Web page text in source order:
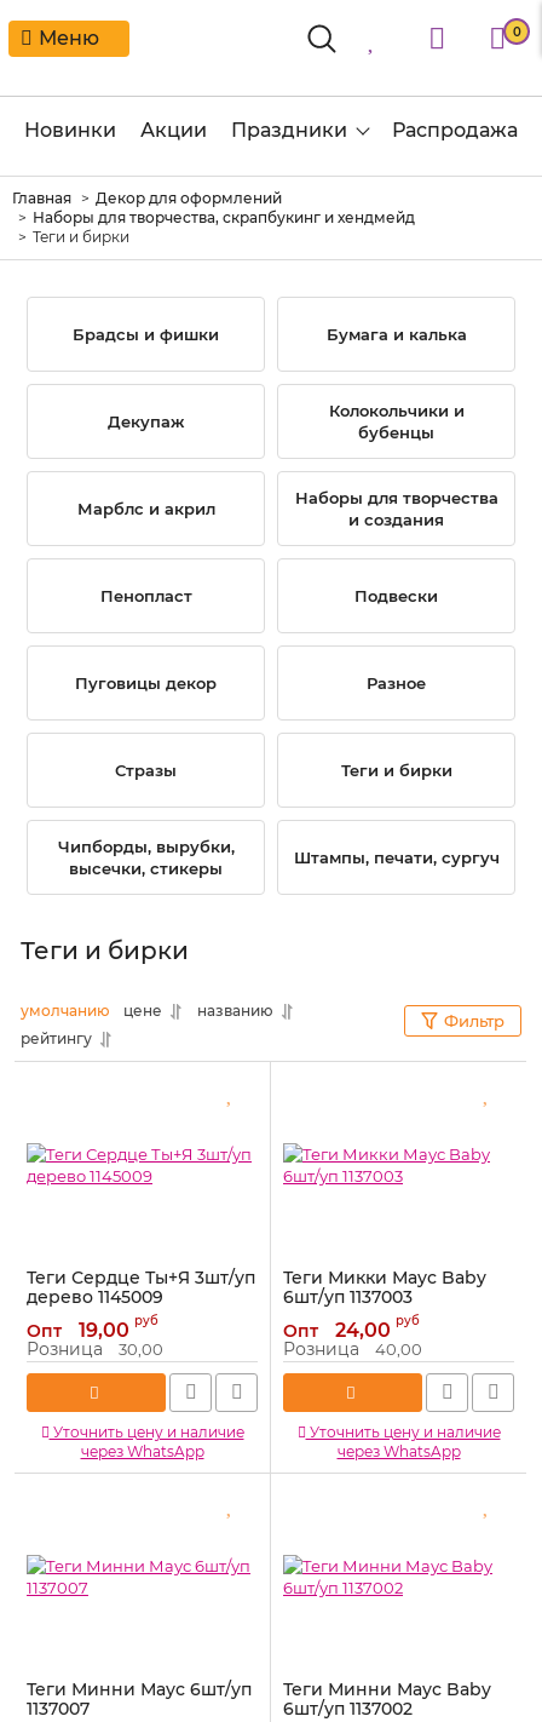
Меню 0
Новинки Акции Праздники Распродажа
Главная
Декор для оформлений
Наборы для творчества, скрапбукинг и хендмейд
Теги и бирки
Брадсы и фишки Бумага и калька
Декупаж
Колокольчики и
бубенцы
Марблс и акрил
Наборы для творчества
и создания
Пенопласт Подвески
Пуговицы декор Разное
Стразы Теги и бирки
Чипборды, вырубки,
высечки, стикеры
Штампы, печати, сургуч
Теги и бирки
умолчанию цене
названию
рейтингу
Фильтр
Теги Сердце Ты+Я 3шт/уп
дерево 1145009
Артикул: 1145009
Опт 19,00 руб
Розница 30,00
Уточнить цену и наличие
через WhatsApp
Теги Микки Маус Baby
6шт/уп 1137003
Артикул: 1137003
Опт 24,00 руб
Розница 40,00
Уточнить цену и наличие
через WhatsApp
Теги Минни Маус 6шт/уп
1137007
Теги Минни Маус Baby
6шт/уп 1137002